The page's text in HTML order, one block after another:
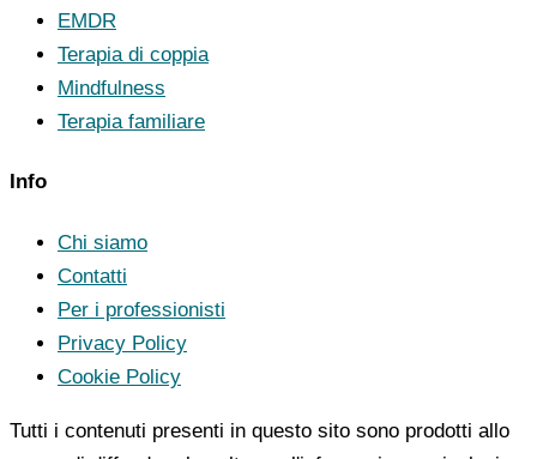
EMDR
Terapia di coppia
Mindfulness
Terapia familiare
Info
Chi siamo
Contatti
Per i professionisti
Privacy Policy
Cookie Policy
Tutti i contenuti presenti in questo sito sono prodotti allo